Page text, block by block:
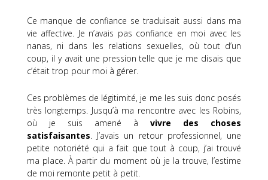
Ce manque de confiance se traduisait aussi dans ma
vie affective.
Je n’avais pas confiance en moi avec les
nanas, ni dans les relations sexuelles, où tout d’un
coup, il y avait une pression telle que je me disais que
c’était trop pour moi à gérer.
Ces problèmes de légitimité, je me les suis donc posés
très longtemps. Jusqu’à ma rencontre avec les Robins,
où je suis amené àvivre des choses
satisfaisantes.J’avais un retour professionnel, une
petite notoriété qui afaitque tout à coup, j’ai trouvé
ma place.À partir du moment où je la trouve, l’estime
de moi remonte petit à petit.